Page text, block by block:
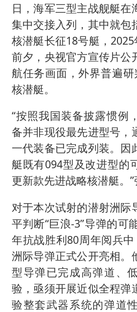
日，海军三型主战舰艇在
集中交接入列，其中就包
核潜艇长征18号艇，2025
前夕，央视官方宣传片公
航任务画面，外界普遍
核潜艇。
“按照我国装备披露惯例
备并非现役最先进型号，
一代装备已完成列装。因
艇既有094型及改进型的
更新款先进战略核潜艇。”
对于本次试射的潜射洲际
平判断“巨浪-3”导弹的可
年抗战胜利80周年阅兵中
洲际导弹正式公开亮相。
型导弹已完成高弹道、
验，亟须开展近似全程弹
验整套武器系统的弹道